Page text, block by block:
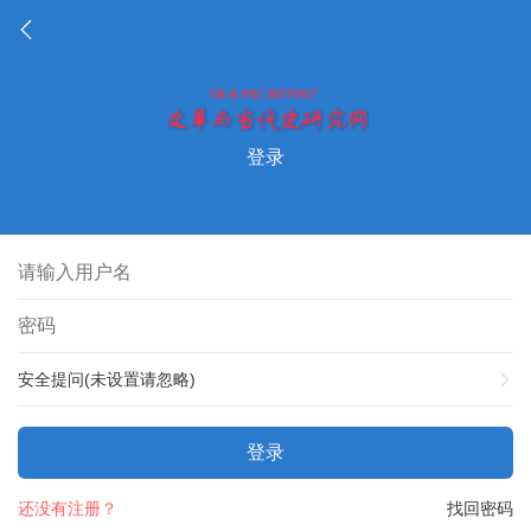
登录
安全提问(未设置请忽略)
登录
找回密码
还没有注册？